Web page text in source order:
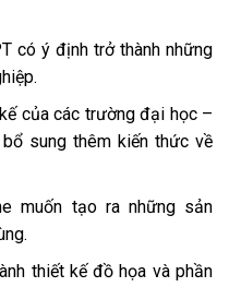
có ý định trở thành những
của các trường đại học –
sung thêm kiến thức về
muốn tạo ra những sản
thiết kế đồ họa và phần